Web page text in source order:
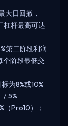
大日回撤，
杠杆最高可达
第二阶段利润
个阶段最低交
为8%或10%
/ 5%
（Pro10）；